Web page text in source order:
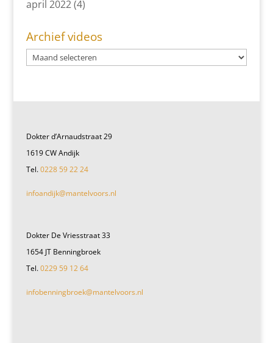
april 2022(4)
Archief videos
Dokter d’Arnaudstraat 29
1619 CW Andijk
Tel.0228 59 22 24
infoandijk@mantelvoors.nl
Dokter De Vriesstraat 33
1654 JT Benningbroek
Tel.0229 59 12 64
infobenningbroek@mantelvoors.nl